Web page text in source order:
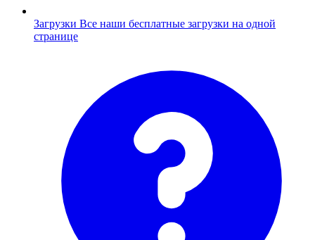
Загрузки Все наши бесплатные загрузки на одной
странице